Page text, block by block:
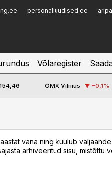
personaliuudised.ee
Võlaregister
OMX Vilnius −0,1%
vana ning kuulub
arhiveeritud sisu, mistõttu